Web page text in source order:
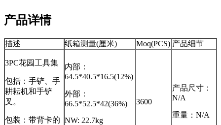
产品详情
描述 纸箱测量(厘米) Moq(PCS) 产品细节
3PC花园工具集
包括：手铲、手
耕耘机和手铲
叉。
包装：带背卡的
内部：
64.5*40.5*16.5(12%)
外部：
66.5*52.5*42(36%)
NW: 22.7kg
3600
产品尺寸：
N/A
重量：N/A